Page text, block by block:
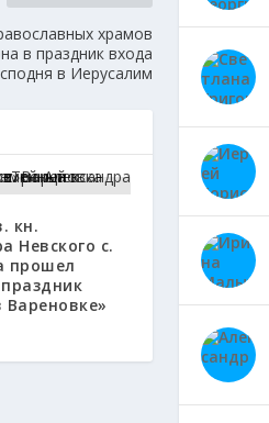
храмов
в праздник входа
в Иерусалим
кн.
Невского с.
прошел